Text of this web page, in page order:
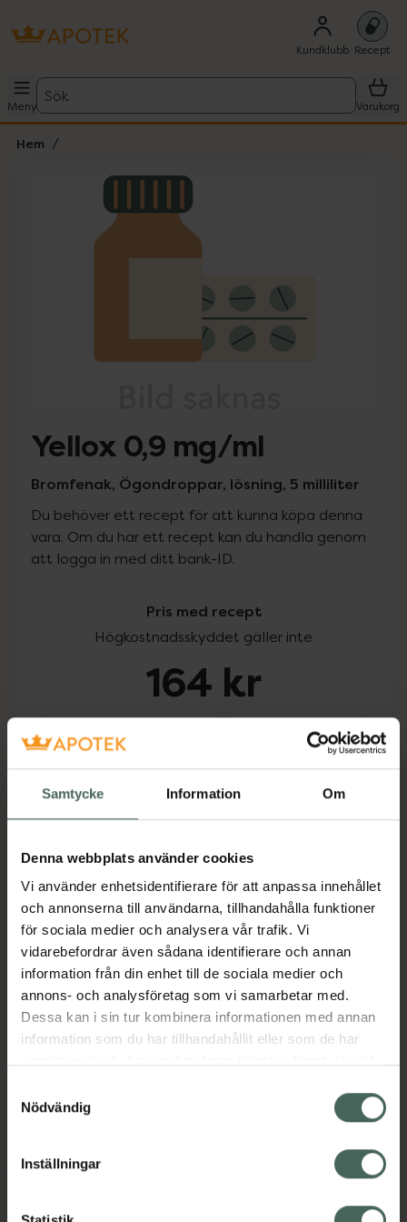
Samtycke Information Om
Denna webbplats använder cookies
Vi använder enhetsidentifierare för att anpassa innehållet
och annonserna till användarna, tillhandahålla funktioner
för sociala medier och analysera vår trafik. Vi
vidarebefordrar även sådana identifierare och annan
information från din enhet till de sociala medier och
annons- och analysföretag som vi samarbetar med.
Dessa kan i sin tur kombinera informationen med annan
information som du har tillhandahållit eller som de har
återkalla ditt samtycke via webbplatsens
cookieinställningar. Ett återkallat samtycke påverkar inte
lagligheten av behandling som skett innan återkallelsen.
Nödvändig
Inställningar
Kundklubb Recept
Meny
Sök
Varukorg
Hem
Lista: . Innehåller 1 objekt.
Yellox 0,9 mg/ml
Bromfenak, Ögondroppar, lösning, 5 milliliter
Du behöver ett recept för att kunna köpa denna
vara. Om du har ett recept kan du handla genom
att logga in med ditt bank-ID.
Pris med recept
Högkostnadsskyddet gäller inte
164 kr
I apotek:164 kr
Köp via ditt recept
Beskrivning Dölj
Läs alltid bipacksedeln innan
användning.
EAN:
03830044945480